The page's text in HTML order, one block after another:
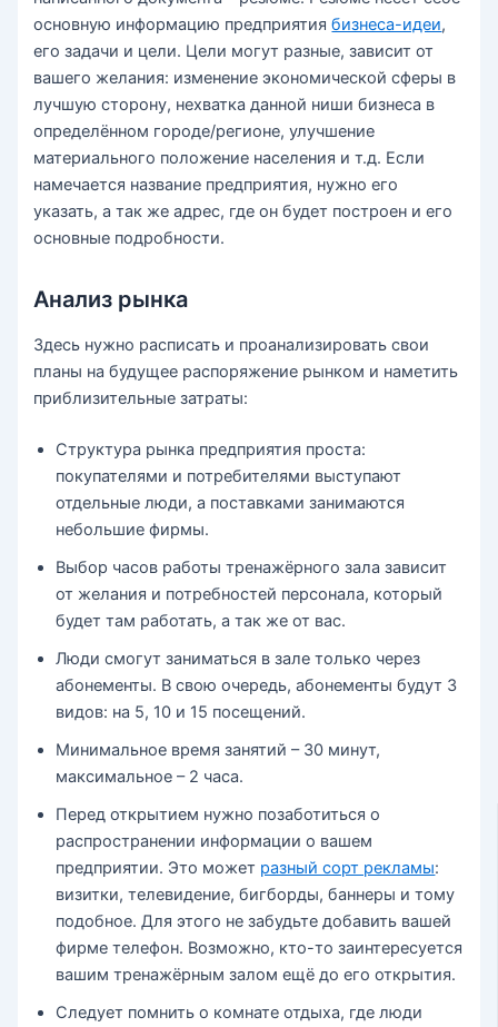
основную информацию предприятиябизнеса-идеи,
его задачи и цели. Цели могут разные, зависит от
вашего желания: изменение экономической сферы в
лучшую сторону, нехватка данной ниши бизнеса в
определённом городе/регионе, улучшение
материального положение населения и т.д. Если
намечается название предприятия, нужно его
указать, а так же адрес, где он будет построен и его
основные подробности.
Анализ рынка
Здесь нужно расписать и проанализировать свои
планы на будущее распоряжение рынком и наметить
приблизительные затраты:
Структура рынка предприятия проста:
покупателями и потребителями выступают
отдельные люди, а поставками занимаются
небольшие фирмы.
Выбор часов работы тренажёрного зала зависит
от желания и потребностей персонала, который
будет там работать, а так же от вас.
Люди смогут заниматься в зале только через
абонементы. В свою очередь, абонементы будут 3
видов: на 5, 10 и 15 посещений.
Минимальное время занятий – 30 минут,
максимальное – 2 часа.
Перед открытием нужно позаботиться о
распространении информации о вашем
предприятии. Это может разный сорт рекламы:
визитки, телевидение, бигборды, баннеры и тому
подобное. Для этого не забудьте добавить вашей
фирме телефон. Возможно, кто-то заинтересуется
вашим тренажёрным залом ещё до его открытия.
Следует помнить о комнате отдыха, где люди